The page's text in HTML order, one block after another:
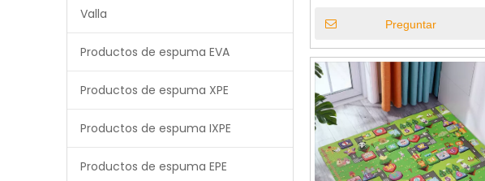
Valla
Productos de espuma EVA
Productos de espuma XPE
Productos de espuma IXPE
Productos de espuma EPE
Preguntar